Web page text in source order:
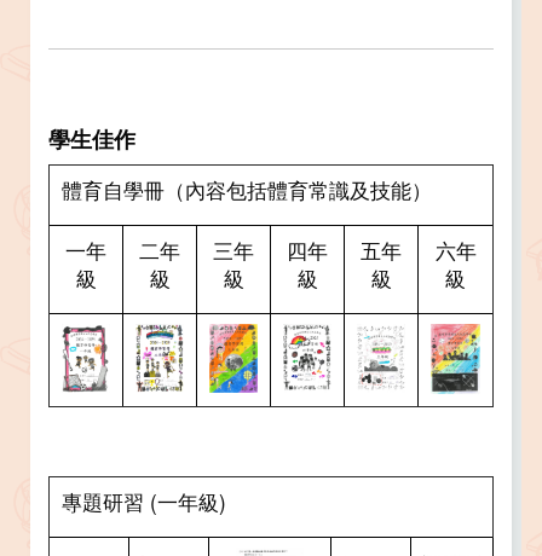
學生佳作
體育自學冊（內容包括體育常識及技能）
一年
級
二年
級
三年
級
四年
級
五年
級
六年
級
專題研習 (一年級)